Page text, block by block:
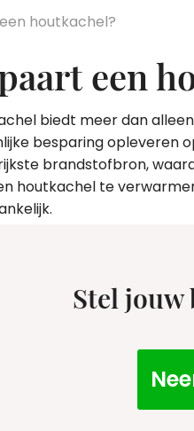
houtkachel?
een
biedt meer dan
besparing opleveren
brandstofbron,
houtkachel te
Stel jouw